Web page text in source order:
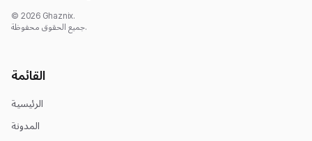
© 2026 Ghaznix.
جميع الحقوق محفوظة.
القائمة
الرئيسية
المدونة